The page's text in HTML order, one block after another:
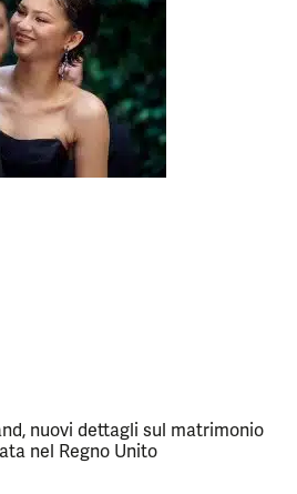
nuovi dettagli sul matrimonio
nel Regno Unito